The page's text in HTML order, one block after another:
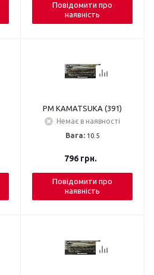
Повідомити про
наявність
PM KAMATSUKA (391)
Немає в наявності
Вага: 10.5
796грн.
Повідомити про
наявність